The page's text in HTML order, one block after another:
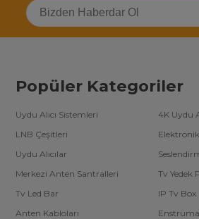
Popüler Kategoriler
Uydu Alıcı Sistemleri
4K Uydu
LNB Çeşitleri
Uydu Alıcılar
Merkezi Anten Santralleri
Tv Yedek
Tv Led Bar
IP Tv Box
Anten Kabloları